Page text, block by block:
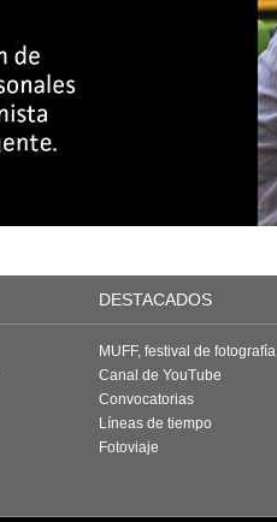
DESTACADOS
MUFF, festival de fotografía
Canal de YouTube
Convocatorias
Líneas de tiempo
Fotoviaje